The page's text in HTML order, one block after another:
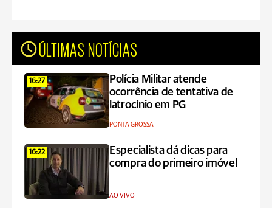
ÚLTIMAS NOTÍCIAS
16:27
Polícia Militar atende
ocorrência de tentativa de
latrocínio em PG
PONTA GROSSA
16:22
Especialista dá dicas para
compra do primeiro imóvel
AO VIVO